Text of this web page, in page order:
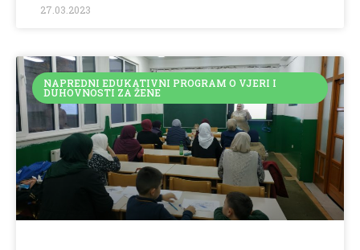
27.03.2023
NAPREDNI EDUKATIVNI PROGRAM O VJERI I
DUHOVNOSTI ZA ŽENE